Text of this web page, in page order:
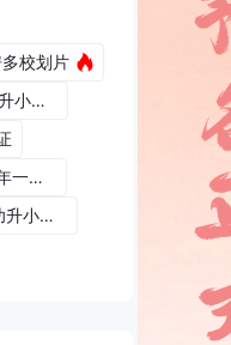
校划片
2026年北京幼升小入学政策
2027年北京六年一学位政策
2027年北京幼升小入学政策